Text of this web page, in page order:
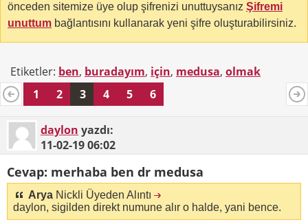
önceden sitemize üye olup şifrenizi unuttuysanız Şifremi
unuttum bağlantısını kullanarak yeni şifre oluşturabilirsiniz.
Etiketler: ben, buradayım, için, medusa, olmak
1
2 3 4 5 6
daylon yazdı:
11-02-1906:02
Cevap: merhaba ben dr medusa
Arya Nickli Üyeden Alıntı
daylon, sigilden direkt numune alır o halde, yani bence.